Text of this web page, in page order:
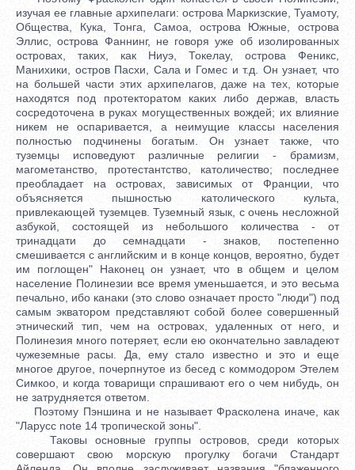
изучая ее главные архипелаги: острова Маркизские, Туамоту,
Общества, Кука, Тонга, Самоа, острова Южные, острова
Эллис, острова Фаннинг, не говоря уже об изолированных
островах, таких, как Ниуэ, Токелау, острова Феникс,
Манихики, остров Пасхи, Сала и Гомес и т.д. Он узнает, что
на большей части этих архипелагов, даже на тех, которые
находятся под протекторатом каких либо держав, власть
сосредоточена в руках могущественных вождей; их влияние
никем не оспаривается, а неимущие классы населения
полностью подчинены богатым. Он узнает также, что
туземцы исповедуют различные религии - брамизм,
магометанство, протестантство, католичество; последнее
преобладает на островах, зависимых от Франции, что
объясняется пышностью католического культа,
привлекающей туземцев. Туземный язык, с очень несложной
азбукой, состоящей из небольшого количества - от
тринадцати до семнадцати - знаков, постепенно
смешивается с английским и в конце концов, вероятно, будет
им поглощен" Наконец он узнает, что в общем и целом
население Полинезии все время уменьшается, и это весьма
печально, ибо канаки (это слово означает просто "люди") под
самым экватором представляют собой более совершенный
этнический тип, чем на островах, удаленных от него, и
Полинезия много потеряет, если ею окончательно завладеют
чужеземные расы. Да, ему стало известно и это и еще
многое другое, почерпнутое из бесед с коммодором Этелем
Симкоо, и когда товарищи спрашивают его о чем нибудь, он
не затрудняется ответом.
Поэтому Пэншина и не называет Фрасколена иначе, как
"Ларусс note 14 тропической зоны".
Таковы основные группы островов, среди которых
совершают свою морскую прогулку богачи Стандарт